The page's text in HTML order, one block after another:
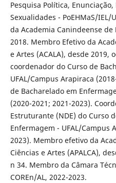
Pesquisa Política,
Sexualidades - PoEHMaS/
da Academia Canindeense de
2018. Membro Efetivo da
e Artes (ACALA), desde 2019,
coordenador do Curso de
UFAL/Campus Arapiraca
de Bacharelado em
(2020-2021; 2021-2023).
Estruturante (NDE) do Curso
Enfermagem - UFAL/Campus
2023). Membro efetivo da
Ciências e Artes (APALCA),
n 34. Membro da Câmara
COREn/AL, 2022-2023.